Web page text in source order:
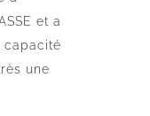
et a
capacité
une